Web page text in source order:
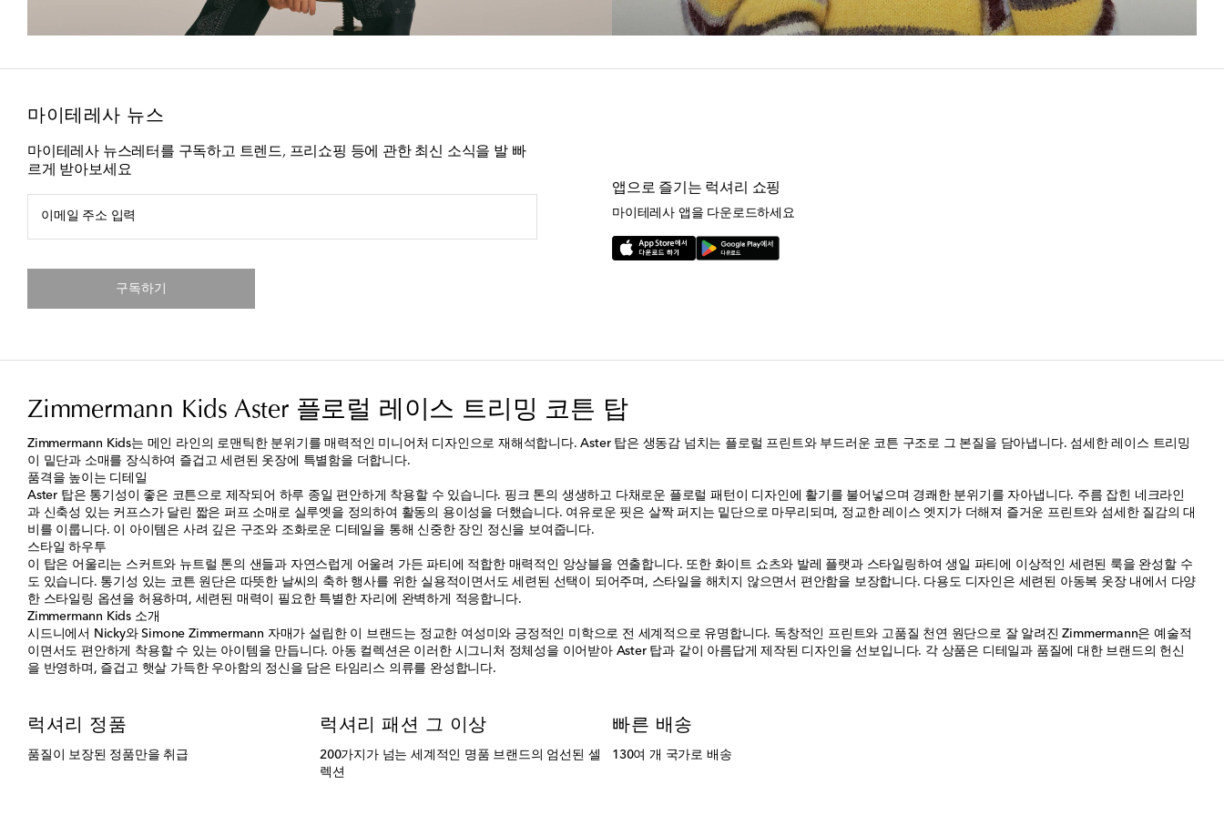
마이테레사 뉴스
마이테레사 뉴스레터를 구독하고 트렌드, 프리쇼핑 등에 관한 최신 소식을 발 빠
르게 받아보세요
이메일 주소 입력
구독하기
앱으로 즐기는 럭셔리 쇼핑
마이테레사 앱을 다운로드하세요
Zimmermann Kids Aster 플로럴 레이스 트리밍 코튼 탑
Zimmermann Kids는 메인 라인의 로맨틱한 분위기를 매력적인 미니어처 디자인으로 재해석합니다. Aster 탑은 생동감 넘치는 플로럴 프린트와 부드러운 코튼 구조로 그 본질을 담아냅니다. 섬세한 레이스 트리밍
이 밑단과 소매를 장식하여 즐겁고 세련된 옷장에 특별함을 더합니다.
품격을 높이는 디테일
Aster 탑은 통기성이 좋은 코튼으로 제작되어 하루 종일 편안하게 착용할 수 있습니다. 핑크 톤의 생생하고 다채로운 플로럴 패턴이 디자인에 활기를 불어넣으며 경쾌한 분위기를 자아냅니다. 주름 잡힌 네크라인
과 신축성 있는 커프스가 달린 짧은 퍼프 소매로 실루엣을 정의하여 활동의 용이성을 더했습니다. 여유로운 핏은 살짝 퍼지는 밑단으로 마무리되며, 정교한 레이스 엣지가 더해져 즐거운 프린트와 섬세한 질감의 대
비를 이룹니다. 이 아이템은 사려 깊은 구조와 조화로운 디테일을 통해 신중한 장인 정신을 보여줍니다.
스타일 하우투
이 탑은 어울리는 스커트와 뉴트럴 톤의 샌들과 자연스럽게 어울려 가든 파티에 적합한 매력적인 앙상블을 연출합니다. 또한 화이트 쇼츠와 발레 플랫과 스타일링하여 생일 파티에 이상적인 세련된 룩을 완성할 수
도 있습니다. 통기성 있는 코튼 원단은 따뜻한 날씨의 축하 행사를 위한 실용적이면서도 세련된 선택이 되어주며, 스타일을 해치지 않으면서 편안함을 보장합니다. 다용도 디자인은 세련된 아동복 옷장 내에서 다양
한 스타일링 옵션을 허용하며, 세련된 매력이 필요한 특별한 자리에 완벽하게 적응합니다.
Zimmermann Kids 소개
시드니에서 Nicky와 Simone Zimmermann 자매가 설립한 이 브랜드는 정교한 여성미와 긍정적인 미학으로 전 세계적으로 유명합니다. 독창적인 프린트와 고품질 천연 원단으로 잘 알려진 Zimmermann은 예술적
이면서도 편안하게 착용할 수 있는 아이템을 만듭니다. 아동 컬렉션은 이러한 시그니처 정체성을 이어받아 Aster 탑과 같이 아름답게 제작된 디자인을 선보입니다. 각 상품은 디테일과 품질에 대한 브랜드의 헌신
을 반영하며, 즐겁고 햇살 가득한 우아함의 정신을 담은 타임리스 의류를 완성합니다.
럭셔리 정품
품질이 보장된 정품만을 취급
럭셔리 패션 그 이상
200가지가 넘는 세계적인 명품 브랜드의 엄선된 셀
렉션
빠른 배송
130여 개 국가로 배송